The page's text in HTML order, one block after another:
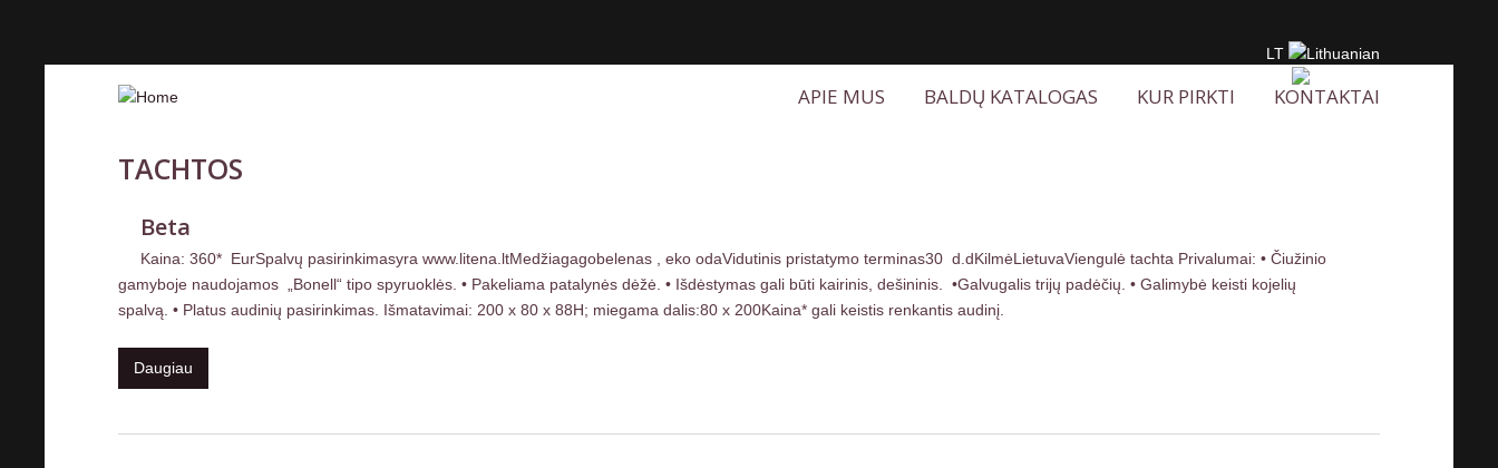
APIE MUS BALDŲ KATALOGAS KUR PIRKTI KONTAKTAI
LT
TACHTOS
Beta
Kaina: 360* EurSpalvų pasirinkimasyra www.litena.ltMedžiagagobelenas , eko odaVidutinis pristatymo terminas30 d.dKilmėLietuvaViengulė tachta Privalumai: • Čiužinio
gamyboje naudojamos „Bonell“ tipo spyruoklės. • Pakeliama patalynės dėžė. • Išdėstymas gali būti kairinis, dešininis. •Galvugalis trijų padėčių. • Galimybė keisti kojelių
spalvą. • Platus audinių pasirinkimas. Išmatavimai: 200 x 80 x 88H; miegama dalis:80 x 200Kaina* gali keistis renkantis audinį.
Daugiau